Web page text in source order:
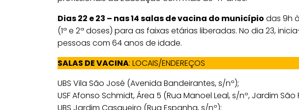
Dias 22 e 23 – nas 14 salas de vacina do município das 9h
(1ª e 2ª doses) para as faixas etárias liberadas. No dia 23,
pessoas com 64 anos de idade.
SALAS DE VACINA: LOCAIS/ENDEREÇOS
UBS Vila São José (Avenida Bandeirantes, s/nº);
USF Afonso Schmidt, Área 5 (Rua Manoel Leal, s/nº, Jardim São